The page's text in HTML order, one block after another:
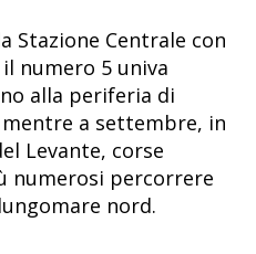
Stazione Centrale con
numero 5 univa
alla periferia di
mentre a settembre, in
Levante, corse
numerosi percorrere
nord.